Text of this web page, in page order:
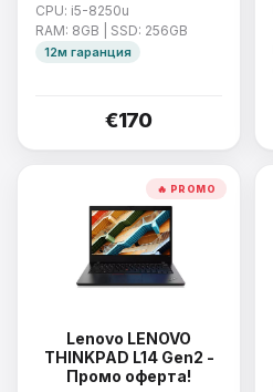
CPU: i5-8250u
RAM: 8GB | SSD: 256GB
12м гаранция
€170
🔥 PROMO
Lenovo LENOVO
THINKPAD L14 Gen2 -
Промо оферта!